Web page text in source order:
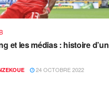
et les médias : histoire d’un
24 OCTOBRE 2022